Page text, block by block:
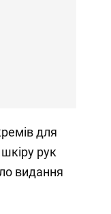
для
рук
видання